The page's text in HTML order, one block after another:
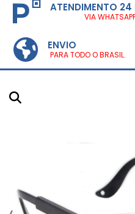
ATENDIMENTO 24
VIA
ENVIO
PARA TODO O BRASIL.